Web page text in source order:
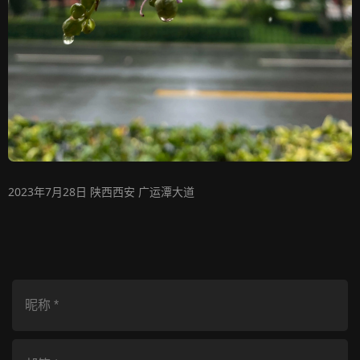
2023年7月28日 陕西西安 广运潭大道